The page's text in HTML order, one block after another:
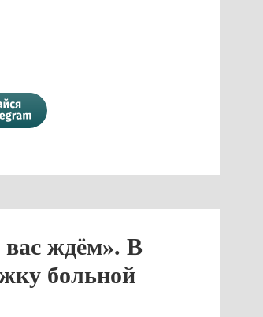
ждём». В
больной